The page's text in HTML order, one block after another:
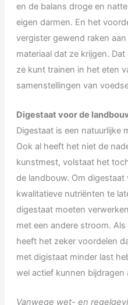
en de balans droge en
eigen darmen. En het
vergister gewend raken
materiaal dat ze krijgen.
ze kunt trainen in het eten
samenstellingen van
Digestaat voor de
Digestaat is een natuurlijke
Ook al heeft het niet de
kunstmest, volstaat het
de landbouw. Om
kwalitatieve nutriënten te
digestaat moeten
met een andere stroom.
heeft het zeker voordelen
met digistaat minder last
wel actief kunnen bijdragen
Vanwege wet- en